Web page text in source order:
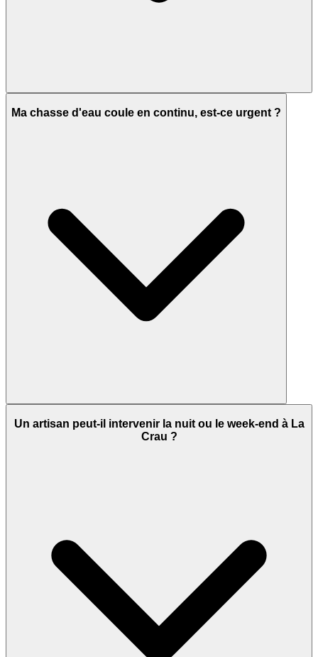
Ma chasse d'eau coule en continu, est-ce urgent ?
Un artisan peut-il intervenir la nuit ou le week-end à La
Crau ?